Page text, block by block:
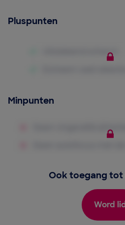
Pluspunten
Minpunten
Ook toegang tot
Word